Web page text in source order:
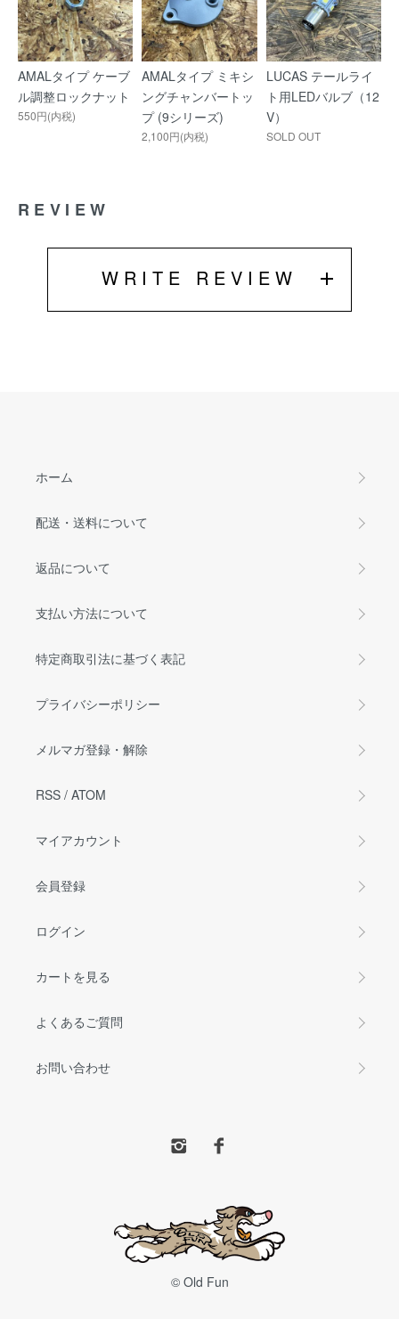
AMALタイプ ケーブ
ル調整ロックナット
550円(内税)
AMALタイプ ミキシ
ングチャンバートッ
プ (9シリーズ)
2,100円(内税)
LUCAS テールライ
ト用LEDバルブ（12
V）
SOLD OUT
REVIEW
WRITE REVIEW
ホーム
配送・送料について
返品について
支払い方法について
特定商取引法に基づく表記
プライバシーポリシー
メルマガ登録・解除
RSS / ATOM
マイアカウント
会員登録
ログイン
カートを見る
よくあるご質問
お問い合わせ
© Old Fun